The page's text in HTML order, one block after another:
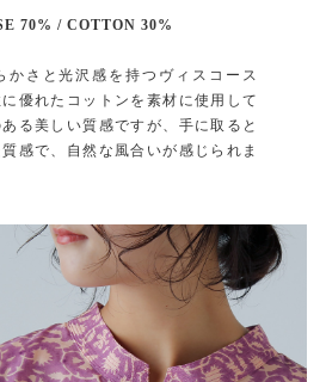
70% / COTTON 30%
かさと光沢感を持つヴィスコース
優れたコットンを素材に使用して
る美しい質感ですが、手に取ると
感で、自然な風合いが感じられま